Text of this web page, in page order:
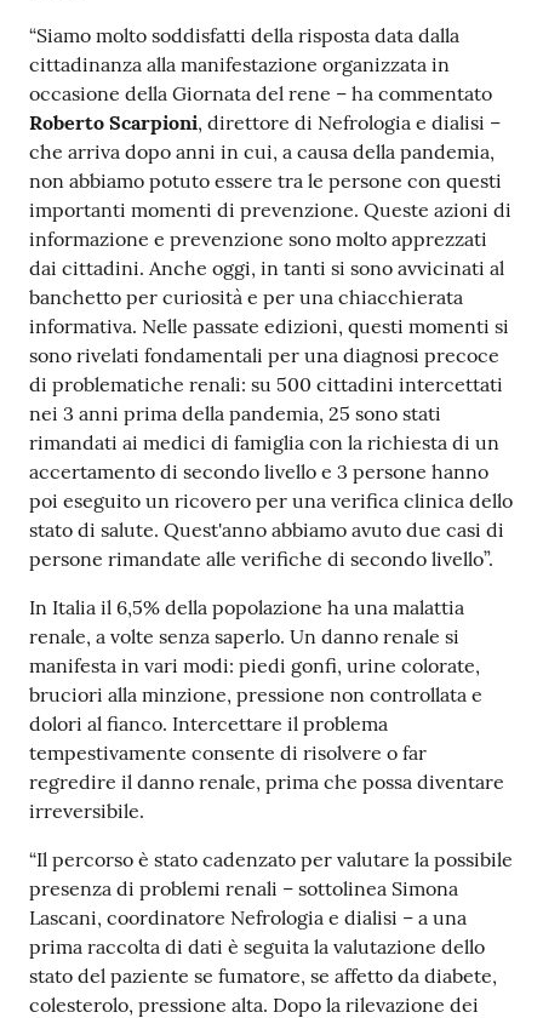
Costruiamo
Salute
Novità
Scuole
Imprese
ed Enti
Seguici
su
“Siamo molto soddisfatti della risposta data dalla
cittadinanza alla manifestazione organizzata in
occasione della Giornata del rene – ha commentato
Roberto Scarpioni, direttore di Nefrologia e dialisi –
che arriva dopo anni in cui, a causa della pandemia,
non abbiamo potuto essere tra le persone con questi
importanti momenti di prevenzione. Queste azioni di
informazione e prevenzione sono molto apprezzati
dai cittadini. Anche oggi, in tanti si sono avvicinati al
banchetto per curiosità e per una chiacchierata
informativa. Nelle passate edizioni, questi momenti si
sono rivelati fondamentali per una diagnosi precoce
di problematiche renali: su 500 cittadini intercettati
nei 3 anni prima della pandemia, 25 sono stati
rimandati ai medici di famiglia con la richiesta di un
accertamento di secondo livello e 3 persone hanno
poi eseguito un ricovero per una verifica clinica dello
stato di salute. Quest'anno abbiamo avuto due casi di
persone rimandate alle verifiche di secondo livello”.
In Italia il 6,5% della popolazione ha una malattia
renale, a volte senza saperlo. Un danno renale si
manifesta in vari modi: piedi gonfi, urine colorate,
bruciori alla minzione, pressione non controllata e
dolori al fianco. Intercettare il problema
tempestivamente consente di risolvere o far
regredire il danno renale, prima che possa diventare
irreversibile.
“Il percorso è stato cadenzato per valutare la possibile
presenza di problemi renali – sottolinea Simona
Lascani, coordinatore Nefrologia e dialisi – a una
prima raccolta di dati è seguita la valutazione dello
stato del paziente se fumatore, se affetto da diabete,
colesterolo, pressione alta. Dopo la rilevazione dei